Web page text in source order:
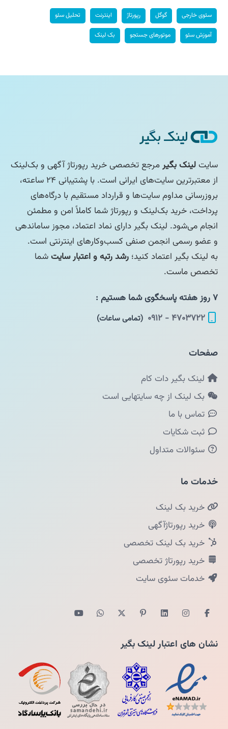
سئوی خارجی گوگل رپورتاژ اینترنت تحلیل سئو
آموزش سئو موتورهای جستجو بک لینک
سایتلینک بگیرمرجع تخصصی خرید رپورتاژ آگهی و بک‌لینک
از معتبرترین سایت‌های ایرانی است. با پشتیبانی ۲۴ ساعته،
بروزرسانی مداوم سایت‌ها و قرارداد مستقیم با درگاه‌های
پرداخت، خرید بک‌لینک و رپورتاژ شما کاملاً امن و مطمئن
انجام می‌شود. لینک بگیر دارای نماد اعتماد، مجوز ساماندهی
و عضو رسمی انجمن صنفی کسب‌وکارهای اینترنتی است.
به لینک بگیر اعتماد کنید؛ رشد رتبه و اعتبار سایتشما
تخصص ماست.
۷ روز هفته پاسخگوی شما هستیم :
۴۷۰۳۷۲۲ - ۰۹۱۲
(تمامی ساعات)
صفحات
لینک بگیر دات کام
بک لینک از چه سایتهایی است
تماس با ما
ثبت شکایات
سئوالات متداول
خدمات ما
خرید بک لینک
خرید رپورتاژآگهی
خرید بک لینک تخصصی
خرید رپورتاژ تخصصی
خدمات سئوی سایت
نشان های اعتبار لینک بگیر